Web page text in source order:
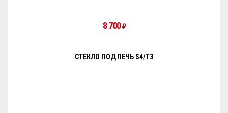
8 700₽
СТЕКЛО ПОД ПЕЧЬ S4/Т3